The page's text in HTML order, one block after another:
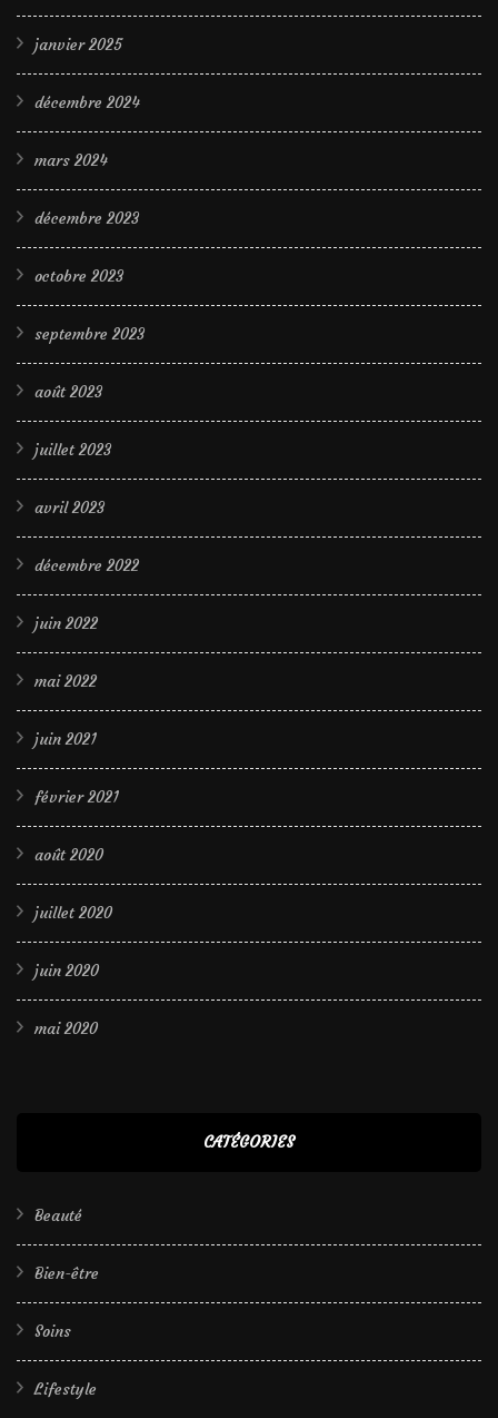
janvier 2025
décembre 2024
mars 2024
décembre 2023
octobre 2023
septembre 2023
août 2023
juillet 2023
avril 2023
décembre 2022
juin 2022
mai 2022
juin 2021
février 2021
août 2020
juillet 2020
juin 2020
mai 2020
CATÉGORIES
Beauté
Bien-être
Soins
Lifestyle